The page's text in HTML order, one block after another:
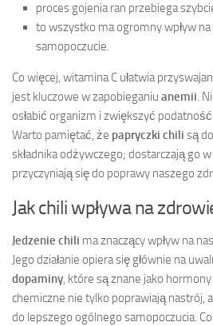
proces gojenia ran przebiega
to wszystko ma ogromny wpływ
samopoczucie.
Co więcej, witamina C ułatwia
jest kluczowe w zapobieganiu anemii.
osłabić organizm i zwiększyć
Warto pamiętać, że papryczki chili są
składnika odżywczego; dostarczają go
przyczyniają się do poprawy naszego
Jak chili wpływa na
Jedzenie chili ma znaczący wpływ na
Jego działanie opiera się głównie na
dopaminy, które są znane jako
chemiczne nie tylko poprawiają nastrój,
do lepszego ogólnego samopoczucia.